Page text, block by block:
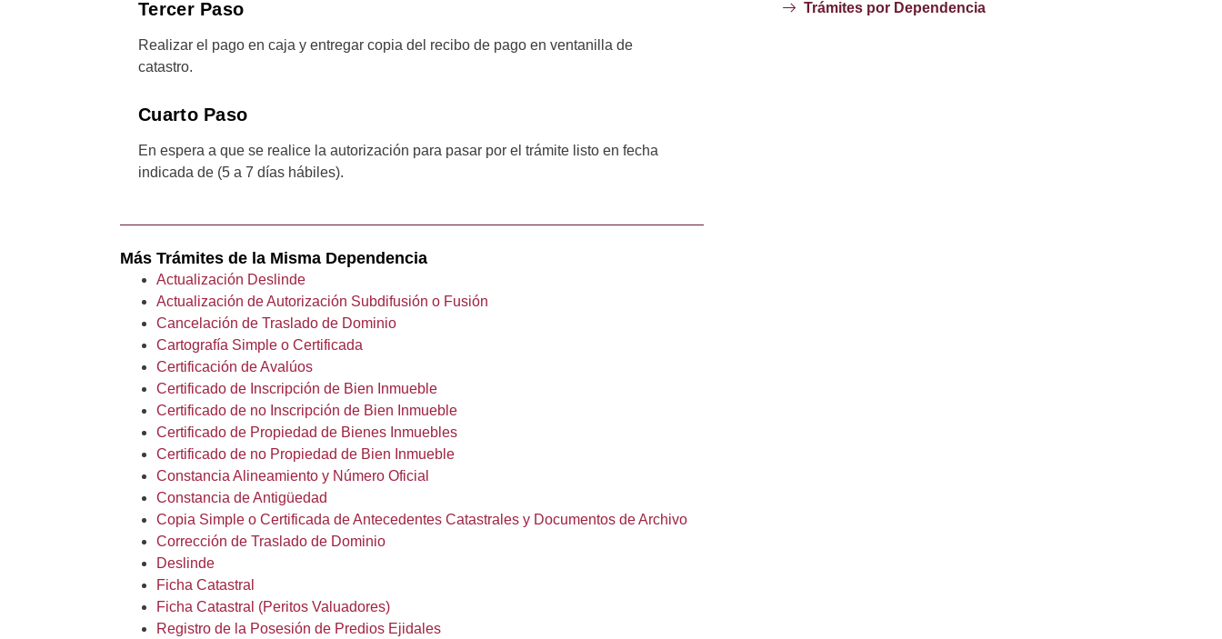
Tercer Paso
Realizar el pago en caja y entregar copia del recibo de pago en ventanilla de
catastro.
Cuarto Paso
En espera a que se realice la autorización para pasar por el trámite listo en fecha
indicada de (5 a 7 días hábiles).
Más Trámites de la Misma Dependencia
Actualización Deslinde
Actualización de Autorización Subdifusión o Fusión
Cancelación de Traslado de Dominio
Cartografía Simple o Certificada
Certificación de Avalúos
Certificado de Inscripción de Bien Inmueble
Certificado de no Inscripción de Bien Inmueble
Certificado de Propiedad de Bienes Inmuebles
Certificado de no Propiedad de Bien Inmueble
Constancia Alineamiento y Número Oficial
Constancia de Antigüedad
Copia Simple o Certificada de Antecedentes Catastrales y Documentos de Archivo
Corrección de Traslado de Dominio
Deslinde
Ficha Catastral
Ficha Catastral (Peritos Valuadores)
Registro de la Posesión de Predios Ejidales
Trámites por Dependencia